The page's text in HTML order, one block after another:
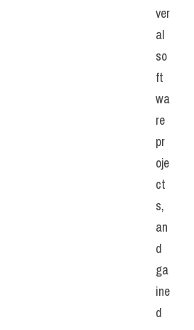
ver
al
so
ft
wa
re
pr
oje
ct
s,
an
d
ga
ine
d